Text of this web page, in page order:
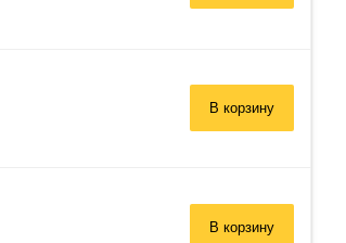
В корзину
В корзину